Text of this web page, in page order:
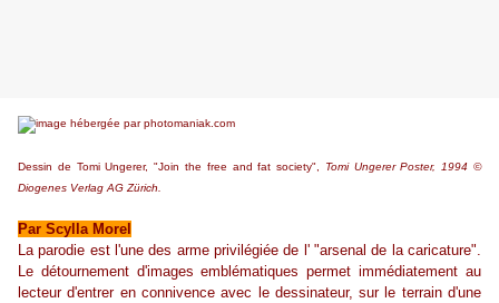
Dessin de Tomi Ungerer, "Join the free and fat society",
Tomi Ungerer Poster, 1994 ©
Diogenes Verlag AG Zürich.
Par Scylla Morel
Laparodie est l'une des arme privilégiée de l' "arsenal de la caricature".
Le détournement d'images emblématiques permet immédiatement au
lecteur d'entrer en connivence avec le dessinateur, sur le terrain d'une